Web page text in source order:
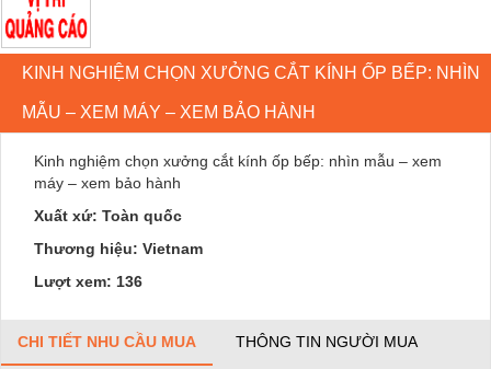
KINH NGHIỆM CHỌN XƯỞNG CẮT KÍNH ỐP BẾP: NHÌN
MẪU – XEM MÁY – XEM BẢO HÀNH
Kinh nghiệm chọn xưởng cắt kính ốp bếp: nhìn mẫu – xem
máy – xem bảo hành
Xuất xứ: Toàn quốc
Thương hiệu: Vietnam
Lượt xem: 136
CHI TIẾT NHU CẦU MUA THÔNG TIN NGƯỜI MUA